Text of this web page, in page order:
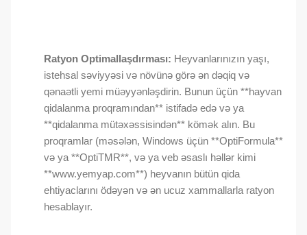
Ratyon Optimallaşdırması: Heyvanlarınızın yaşı,
istehsal səviyyəsi və növünə görə ən dəqiq və
qənaətli yemi müəyyənləşdirin. Bunun üçün **hayvan
qidalanma proqramından** istifadə edə və ya
**qidalanma mütəxəssisindən** kömək alın. Bu
proqramlar (məsələn, Windows üçün **OptiFormula**
və ya **OptiTMR**, və ya veb əsaslı həllər kimi
**www.yemyap.com**) heyvanın bütün qida
ehtiyaclarını ödəyən və ən ucuz xammallarla ratyon
hesablayır.